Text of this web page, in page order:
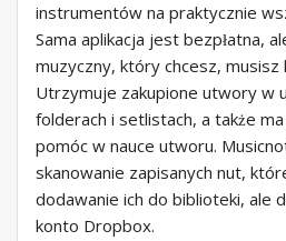
instrumentów na praktycznie
Sama aplikacja jest bezpłatna,
muzyczny, który chcesz, musisz
Utrzymuje zakupione utwory w
folderach i setlistach, a także
pomóc w nauce utworu.
skanowanie zapisanych nut,
dodawanie ich do biblioteki,
konto Dropbox.